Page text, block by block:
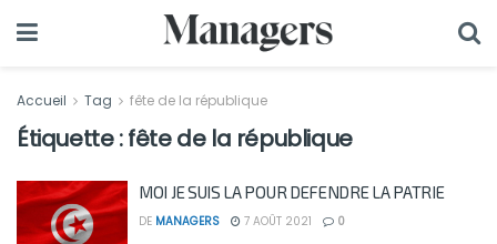
Accueil Tag fête de la république
Étiquette :fête de la république
MOI JE SUIS LA POUR DEFENDRE LA PATRIE
DE MANAGERS 7 AOÛT 2021 0